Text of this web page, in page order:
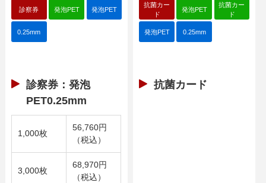
診察券 発泡PET 発泡PET
0.25mm
診察券：発泡
PET0.25mm
1,000枚
56,760円
（税込）
3,000枚
68,970円
（税込）
抗菌カー
ド
発泡PET
抗菌カー
ド
発泡PET 0.25mm
抗菌カード